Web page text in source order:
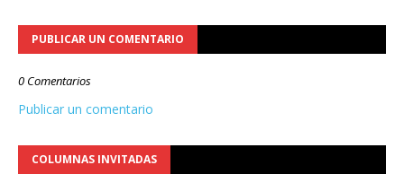
PUBLICAR UN COMENTARIO
0 Comentarios
Publicar un comentario
COLUMNAS INVITADAS